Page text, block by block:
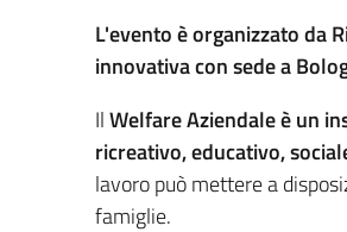
L'evento è organizzato da
innovativa con sede a
IlWelfare Aziendale è un
ricreativo, educativo,
lavoro può mettere a
famiglie.